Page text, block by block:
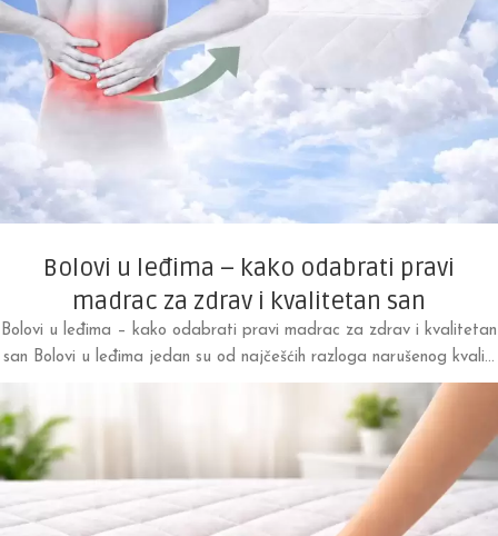
Bolovi u leđima – kako odabrati pravi
madrac za zdrav i kvalitetan san
Bolovi u leđima – kako odabrati pravi madrac za zdrav i kvalitetan
san Bolovi u leđima jedan su od najčešćih razloga narušenog kvali...